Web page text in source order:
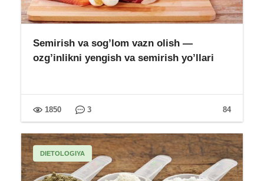
Semirish va sog’lom vazn olish —
ozg’inlikni yengish va semirish yo’llari
84
1850 3
DIETOLOGIYA